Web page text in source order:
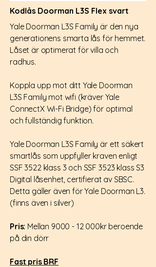
Kodlås Doorman L3S Flex svart
Yale Doorman L3S Family är den nya
generationens smarta lås för hemmet.
Låset är optimerat för villa och
radhus.
Koppla upp mot ditt Yale Doorman
L3S Family mot wifi (kräver Yale
ConnectX Wi-Fi Bridge) för optimal
och fullständig funktion.
Yale Doorman L3S Family är ett säkert
smartlås som uppfyller kraven enligt
SSF 3522 klass 3 och SSF 3523 klass S3
Digital låsenhet, certifierat av SBSC.
Detta gäller även för Yale Doorman L3.
(finns även i silver)
Pris: Mellan 9000 - 12 000kr beroende
på din dörr
Fast pris BRF